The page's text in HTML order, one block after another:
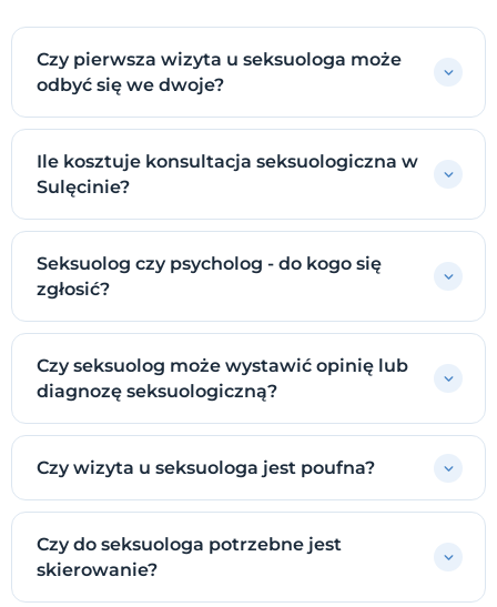
Czy pierwsza wizyta u seksuologa może
odbyć się we dwoje?
Ile kosztuje konsultacja seksuologiczna w
Sulęcinie?
Seksuolog czy psycholog - do kogo się
zgłosić?
Czy seksuolog może wystawić opinię lub
diagnozę seksuologiczną?
Czy wizyta u seksuologa jest poufna?
Czy do seksuologa potrzebne jest
skierowanie?